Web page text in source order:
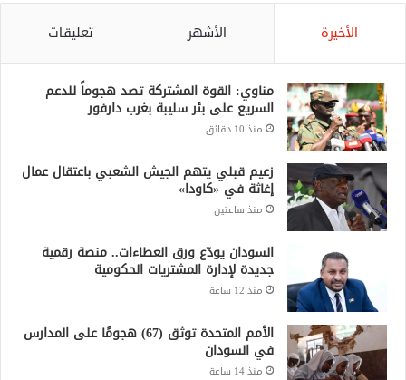
الأخيرة الأشهر تعليقات
مناوي: القوة المشتركة تصد هجوماً للدعم
السريع على بئر سليبة بغرب دارفور
منذ 10 دقائق
زعيم قبلي يتهم الجيش الشعبي باعتقال عمال
إغاثة في «كاودا»
منذ ساعتين
السودان يودّع ورق العطاءات.. منصة رقمية
جديدة لإدارة المشتريات الحكومية
منذ 12 ساعة
الأمم المتحدة توثق (67) هجومًا على المدارس
في السودان
منذ 14 ساعة